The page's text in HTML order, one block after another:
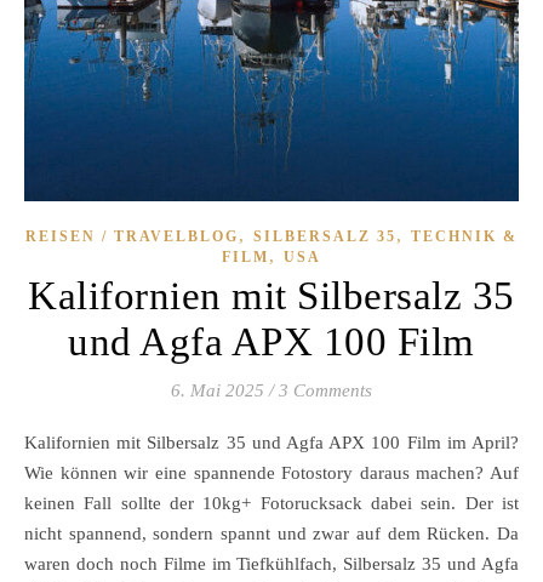
REISEN / TRAVELBLOG , SILBERSALZ 35 , TECHNIK &
FILM , USA
Kalifornien mit Silbersalz 35
und Agfa APX 100 Film
6. Mai 2025 / 3 Comments
Kalifornien mit Silbersalz 35 und Agfa APX 100 Film im April?
Wie können wir eine spannende Fotostory daraus machen? Auf
keinen Fall sollte der 10kg+ Fotorucksack dabei sein. Der ist
nicht spannend, sondern spannt und zwar auf dem Rücken. Da
waren doch noch Filme im Tiefkühlfach, Silbersalz 35 und Agfa